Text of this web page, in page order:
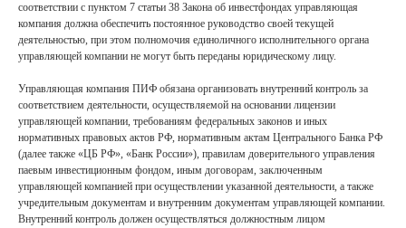
соответствии с пунктом 7 статьи 38 Закона об инвестфондах управляющая
компания должна обеспечить постоянное руководство своей текущей
деятельностью, при этом полномочия единоличного исполнительного органа
управляющей компании не могут быть переданы юридическому лицу.
Управляющая компания ПИФ обязана организовать внутренний контроль за
соответствием деятельности, осуществляемой на основании лицензии
управляющей компании, требованиям федеральных законов и иных
нормативных правовых актов РФ, нормативным актам Центрального Банка РФ
(далее также «ЦБ РФ», «Банк России»), правилам доверительного управления
паевым инвестиционным фондом, иным договорам, заключенным
управляющей компанией при осуществлении указанной деятельности, а также
учредительным документам и внутренним документам управляющей компании.
Внутренний контроль должен осуществляться должностным лицом